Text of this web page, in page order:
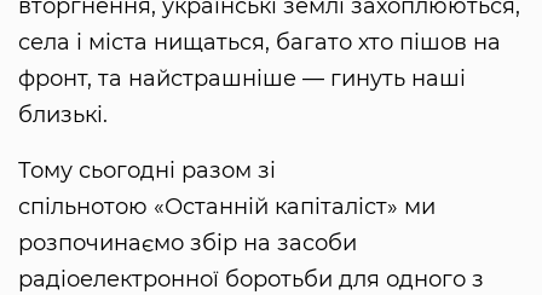
вторгнення, українські землі захоплюються,
села і міста нищаться, багато хто пішов на
фронт, та найстрашніше — гинуть наші
близькі.
Тому сьогодні разом зі
спільнотою «Останній капіталіст» ми
розпочинаємо збір на засоби
радіоелектронної боротьби для одного з